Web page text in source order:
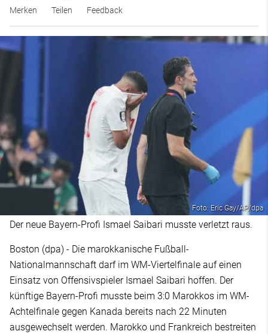
Merken Teilen Feedback
Foto: Eric Gay/AP/dpa
Der neue Bayern-Profi Ismael Saibari musste verletzt raus.
Boston (dpa) - Die marokkanische Fußball-
Nationalmannschaft darf im WM-Viertelfinale auf einen
Einsatz von Offensivspieler Ismael Saibari hoffen. Der
künftige Bayern-Profi musste beim 3:0 Marokkos im WM-
Achtelfinale gegen Kanada bereits nach 22 Minuten
ausgewechselt werden. Marokko und Frankreich bestreiten